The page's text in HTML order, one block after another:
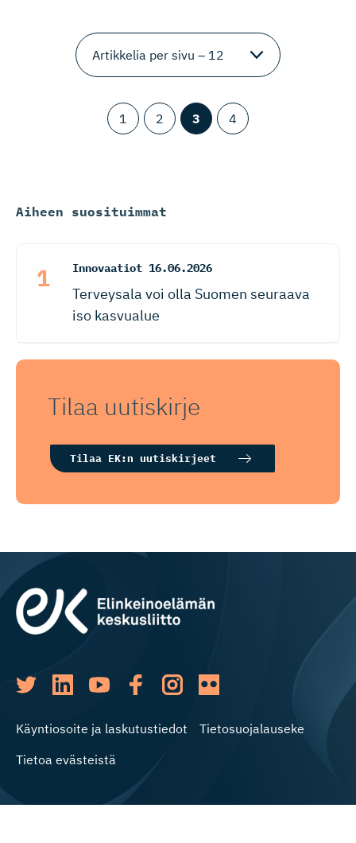
1 2 3 4
Aiheen suosituimmat
Innovaatiot 16.06.2026
Terveysala voi olla Suomen seuraava
iso kasvualue
Tilaa uutiskirje
Tilaa EK:n uutiskirjeet
Käyntiosoite ja laskutustiedot
Tietosuojalauseke
Tietoa evästeistä